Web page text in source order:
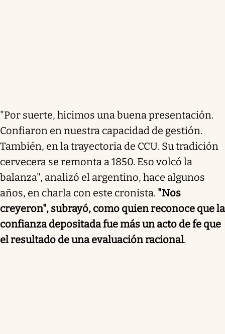
"Por suerte, hicimos una buena presentación.
Confiaron en nuestra capacidad de gestión.
También, en la trayectoria de CCU. Su tradición
cervecera se remonta a 1850. Eso volcó la
balanza", analizó el argentino, hace algunos
años, en charla con este cronista. "Nos
creyeron", subrayó, como quien reconoce que la
confianza depositada fue más un acto de fe que
el resultado de una evaluación racional.